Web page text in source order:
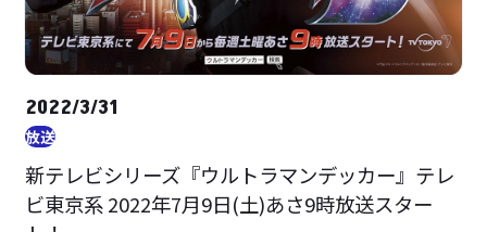
2022/3/31
放送
新テレビシリーズ『ウルトラマンデッカー』テレ
ビ東京系 2022年7月9日(土)あさ9時放送スター